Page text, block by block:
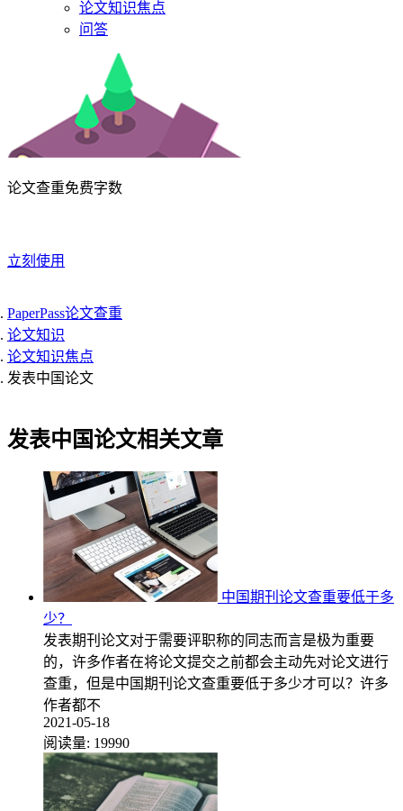
论文知识焦点
问答
论文查重免费字数
立刻使用
PaperPass论文查重
论文知识
论文知识焦点
发表中国论文
发表中国论文相关文章
中国期刊论文查重要低于多
少？
发表期刊论文对于需要评职称的同志而言是极为重要
的，许多作者在将论文提交之前都会主动先对论文进行
查重，但是中国期刊论文查重要低于多少才可以？许多
作者都不
2021-05-18
阅读量: 19990